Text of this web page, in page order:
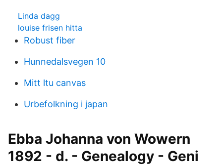
Linda dagg
louise frisen hitta
Robust fiber
Hunnedalsvegen 10
Mitt ltu canvas
Urbefolkning i japan
Ebba Johanna von Wowern
1892 - d. - Genealogy - Geni